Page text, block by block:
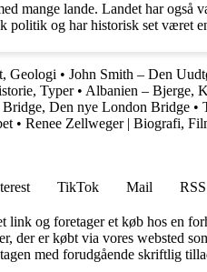
mange lande. Landet har
og har historisk set været
Geologi • John Smith – Den
Typer• Albanien – Bjerge,
Den nye London Bridge •
• Renee Zellweger | Biografi,
TikTok Mail
RSS
og foretager et køb hos en
er købt via vores websted
med forudgående skriftlig